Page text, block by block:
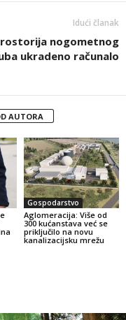
Idući članak
nogometnog
ukradeno računalo
AUTORA
Gospodarstvo
Aglomeracija: Više od
300 kućanstava već se
priključilo na novu
kanalizacijsku mrežu